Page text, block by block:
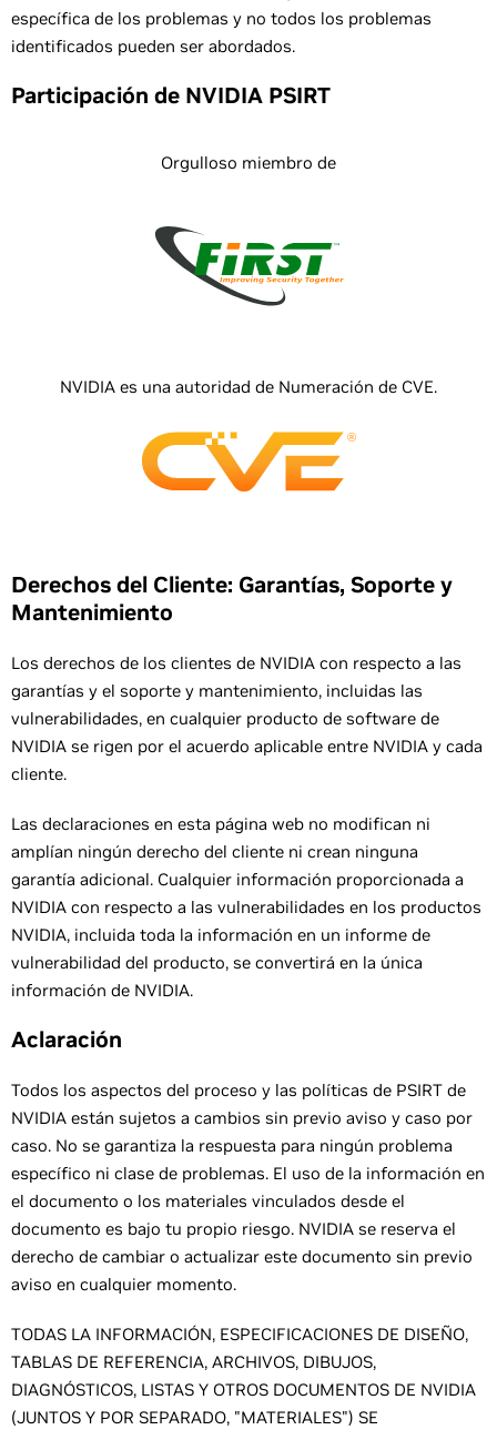
específica de los problemas y no todos los problemas
identificados pueden ser abordados.
Participación de NVIDIA PSIRT
Orgulloso miembro de
NVIDIA es una autoridad de Numeración de CVE.
Derechos del Cliente: Garantías, Soporte y
Mantenimiento
Los derechos de los clientes de NVIDIA con respecto a las
garantías y el soporte y mantenimiento, incluidas las
vulnerabilidades, en cualquier producto de software de
NVIDIA se rigen por el acuerdo aplicable entre NVIDIA y cada
cliente.
Las declaraciones en esta página web no modifican ni
amplían ningún derecho del cliente ni crean ninguna
garantía adicional. Cualquier información proporcionada a
NVIDIA con respecto a las vulnerabilidades en los productos
NVIDIA, incluida toda la información en un informe de
vulnerabilidad del producto, se convertirá en la única
información de NVIDIA.
Aclaración
Todos los aspectos del proceso y las políticas de PSIRT de
NVIDIA están sujetos a cambios sin previo aviso y caso por
caso. No se garantiza la respuesta para ningún problema
específico ni clase de problemas. El uso de la información en
el documento o los materiales vinculados desde el
documento es bajo tu propio riesgo. NVIDIA se reserva el
derecho de cambiar o actualizar este documento sin previo
aviso en cualquier momento.
TODAS LA INFORMACIÓN, ESPECIFICACIONES DE DISEÑO,
TABLAS DE REFERENCIA, ARCHIVOS, DIBUJOS,
DIAGNÓSTICOS, LISTAS Y OTROS DOCUMENTOS DE NVIDIA
(JUNTOS Y POR SEPARADO, "MATERIALES") SE